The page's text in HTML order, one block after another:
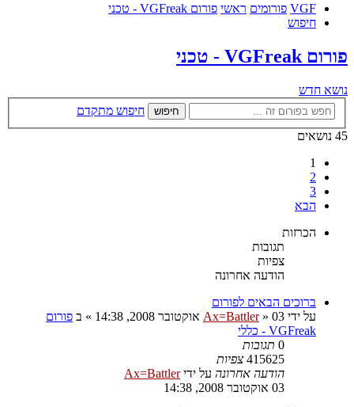
VGF פורומים ראשי פורום VGFreak - טכני
חיפוש
פורום VGFreak - טכני
נושא חדש
חיפוש
חיפוש מתקדם
45 נושאים
1
2
3
הבא
הכרזות
תגובות
צפיות
הודעה אחרונה
ברוכים הבאים לפורום
על ידי
Ax=Battler» 03 אוקטובר 2008, 14:38 » ב פורום
VGFreak - כללי
0 תגובות
415625 צפיות
הודעה אחרונה על ידיAx=Battler
03 אוקטובר 2008, 14:38